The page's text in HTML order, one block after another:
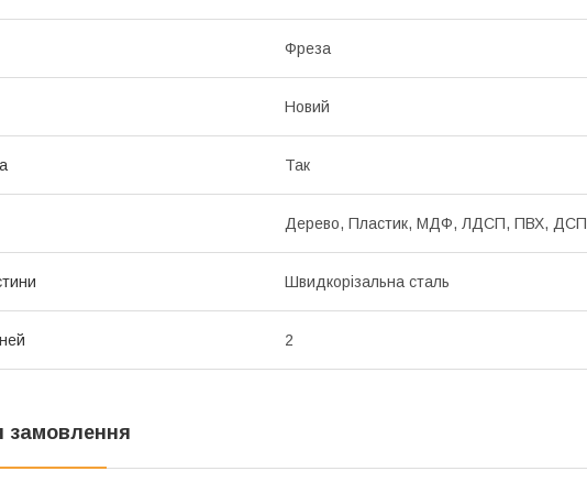
Фреза
Новий
Так
Дерево, Пластик, МДФ, ЛДСП, ПВХ, ДСП
Швидкорізальна сталь
2
замовлення